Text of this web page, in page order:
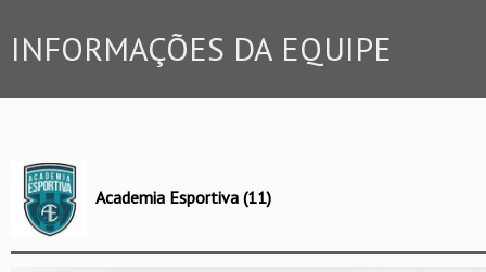
INFORMAÇÕES DA EQUIPE
Academia Esportiva (11)